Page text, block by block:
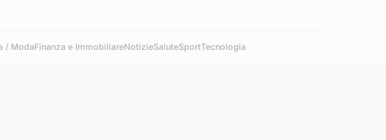
/ ModaFinanza e ImmobiliareNotizieSaluteSportTecnologia